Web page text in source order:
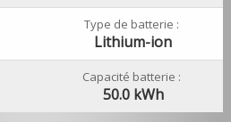
Type de batterie :
Lithium-ion
Capacité batterie :
50.0 kWh